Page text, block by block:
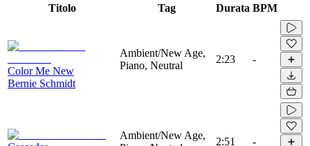
Titolo Tag Durata BPM
Color Me New
Bernie Schmidt
Ambient/New Age,
Piano, Neutral
2:23 -
Ambient/New Age,
2:51 -